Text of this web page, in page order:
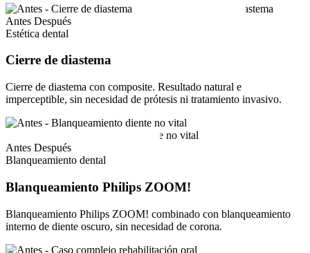
Antes Después
Estética dental
Cierre de diastema
Cierre de diastema con composite. Resultado natural e
imperceptible, sin necesidad de prótesis ni tratamiento invasivo.
Antes Después
Blanqueamiento dental
Blanqueamiento Philips ZOOM!
Blanqueamiento Philips ZOOM! combinado con blanqueamiento
interno de diente oscuro, sin necesidad de corona.